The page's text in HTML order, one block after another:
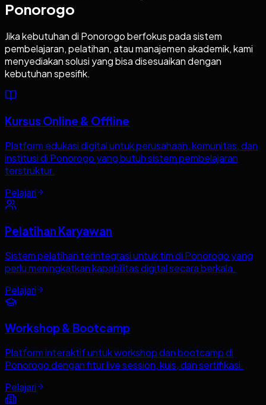
Ponorogo
Jika kebutuhan di Ponorogoberfokus pada sistem
pembelajaran, pelatihan, atau manajemen akademik, kami
menyediakan solusi yang bisa disesuaikan dengan
kebutuhan spesifik.
Kursus Online & Offline
Platform edukasi digital untuk perusahaan, komunitas, dan
institusi di Ponorogo yang butuh sistem pembelajaran
terstruktur.
Pelajari
Pelatihan Karyawan
Sistem pelatihan terintegrasi untuk tim di Ponorogo yang
perlu meningkatkan kapabilitas digital secara berkala.
Pelajari
Workshop & Bootcamp
Platform interaktif untuk workshop dan bootcamp di
Ponorogo dengan fitur live session, kuis, dan sertifikasi.
Pelajari